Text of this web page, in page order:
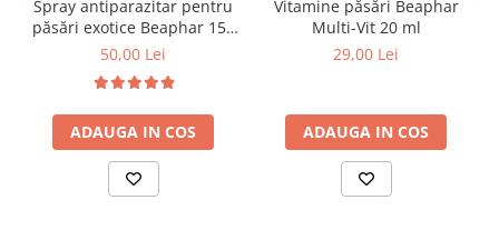
aditivi artificiali sau substanțe chimice agresive.
Spray antiparazitar pentru
păsări exotice Beaphar 150
ml
50,00 Lei
ADAUGA IN COS
Vitamine păsări Beaphar
Multi-Vit 20 ml
29,00 Lei
ADAUGA IN COS